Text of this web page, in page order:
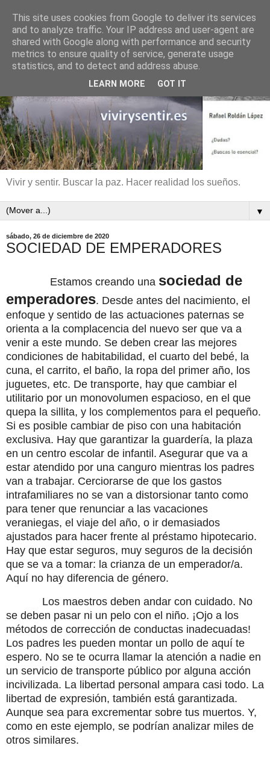
Vivir y sentir. Buscar la paz. Hacer realidad los sueños.
▼
sábado, 26 de diciembre de 2020
SOCIEDAD DE EMPERADORES
Estamos creando una sociedad de
emperadores. Desde antes del nacimiento, el
enfoque y sentido de las actuaciones paternas se
orienta a la complacencia del nuevo ser que va a
venir a este mundo. Se deben crear las mejores
condiciones de habitabilidad, el cuarto del bebé, la
cuna, el carrito, el baño, la ropa del primer año, los
juguetes, etc. De transporte, hay que cambiar el
utilitario por un monovolumen espacioso, en el que
quepa la sillita, y los complementos para el pequeño.
Si es posible cambiar de piso con una habitación
exclusiva. Hay que garantizar la guardería, la plaza
en un centro escolar de infantil. Asegurar que va a
estar atendido por una canguro mientras los padres
van a trabajar. Cerciorarse de que los gastos
intrafamiliares no se van a distorsionar tanto como
para tener que renunciar a las vacaciones
veraniegas, el viaje del año, o ir demasiados
ajustados para hacer frente al préstamo hipotecario.
Hay que estar seguros, muy seguros de la decisión
que se va a tomar: la crianza de un emperador/a.
Aquí no hay diferencia de género.
Los maestros deben andar con cuidado. No
se deben pasar ni un pelo con el niño. ¡Ojo a los
métodos de corrección de conductas inadecuadas!
Los padres les pueden montar un pollo de aquí te
espero. No se te ocurra llamar la atención a nadie en
un servicio de transporte público por alguna acción
incivilizada. La libertad personal ampara casi todo. La
libertad de expresión, también está garantizada.
Aunque sea para excrementar sobre tus muertos. Y,
como en este ejemplo, se podrían analizar miles de
otros similares.
This site uses cookies from Google to deliver its services
and to analyze traffic. Your IP address and user-agent are
shared with Google along with performance and security
metrics to ensure quality of service, generate usage
statistics, and to detect and address abuse.
LEARN MORE GOT IT